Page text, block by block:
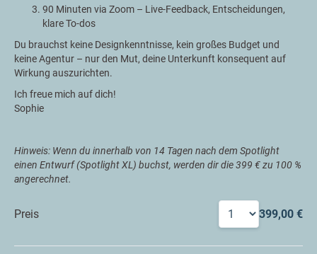
90 Minuten via Zoom – Live-Feedback, Entscheidungen,
klare To-dos
Du brauchst keine Designkenntnisse, kein großes Budget und
keine Agentur – nur den Mut, deine Unterkunft konsequent auf
Wirkung auszurichten.
Ich freue mich auf dich!
Sophie
Hinweis: Wenn du innerhalb von 14 Tagen nach dem Spotlight
einen Entwurf (Spotlight XL) buchst, werden dir die 399 € zu 100 %
angerechnet.
Preis 399,00 €